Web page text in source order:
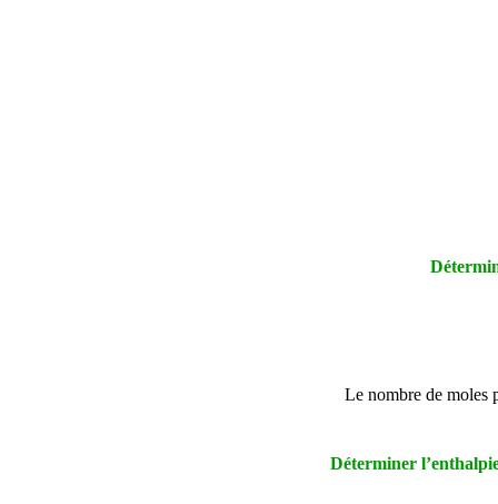
Le nombre de moles
Déterminer